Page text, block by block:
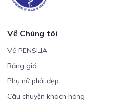
Về Chúng tôi
Về PENSILIA
Bảng giá
Phụ nữ phải đẹp
Câu chuyện khách hàng